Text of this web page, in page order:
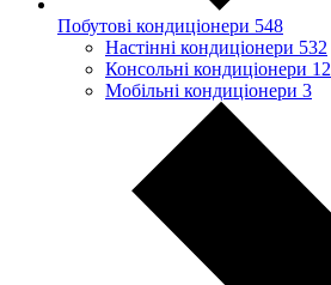
Побутові кондиціонери 548
Настінні кондиціонери 532
Консольні кондиціонери 12
Мобільні кондиціонери 3